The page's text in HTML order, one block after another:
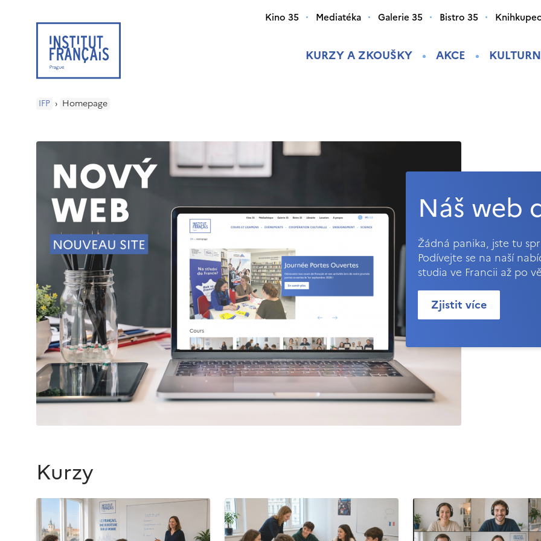
KURZY A ZKOUŠKY AKCE
Kino 35 Mediatéka Galerie 35 Bistro 35
IFP › Homepage
Náš web
Žádná panika, jste tu
Podívejte se na naší
studia ve Francii až po
Zjistit více
Kurzy